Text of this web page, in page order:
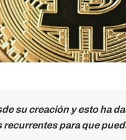
su creación y esto ha
para que